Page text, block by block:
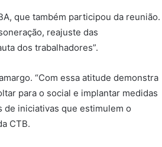
que também participou da reunião.
reajuste das
dos trabalhadores”.
“Com essa atitude demonstra
para o social e implantar medidas
de iniciativas que estimulem o
CTB.